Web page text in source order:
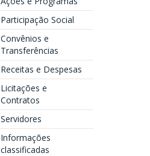
Participação Social
Convênios e
Transferências
Receitas e Despesas
Licitações e
Contratos
Servidores
Informações
classificadas